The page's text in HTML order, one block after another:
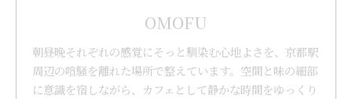
OMOFU
朝昼晩それぞれの感覚にそっと馴染む心地よさを、京都駅
周辺の喧騒を離れた場所で整えています。空間と味の細部
に意識を宿しながら、カフェとして静かな時間をゆっくり